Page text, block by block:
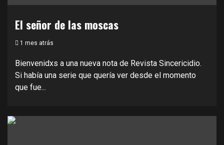
El señor de las moscas
1 mes atrás
Bienvenidxs a una nueva nota de Revista Sincericidio.
Si había una serie que quería ver desde el momento
que fue...